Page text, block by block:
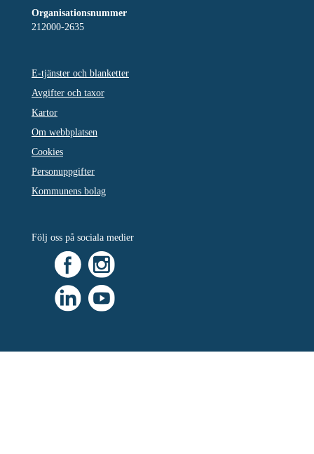
Organisationsnummer
212000-2635
E-tjänster och blanketter
Avgifter och taxor
Kartor
Om webbplatsen
Cookies
Personuppgifter
Kommunens bolag
Följ oss på sociala medier